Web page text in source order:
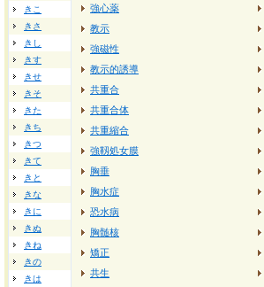
きこ
きさ
きし
きす
きせ
きそ
きた
きち
きつ
きて
きと
きな
きに
きぬ
きね
きの
きは
強心薬
教示
強磁性
教示的誘導
共重合
共重合体
共重縮合
強靱処女膜
胸垂
胸水症
恐水病
胸髄核
矯正
共生